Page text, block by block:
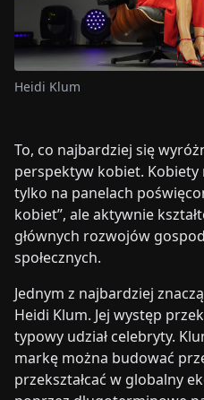
Heidi Klum
To, co najbardziej się
perspektyw kobiet. Kobiety
tylko na panelach
kobiet”, ale aktywnie
głównych rozwojów
społecznych.
Jednym z najbardziej
Heidi Klum. Jej występ
typowy udział celebryty.
markę można budować
przekształcać w globalny